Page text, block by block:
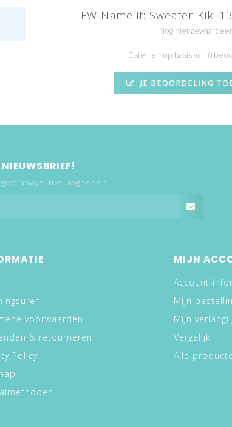
FW Name it: Sweater Kiki
Nog niet
0 sterren op basis van 0
JE BEOORDELING
aways, nieuwigheden,...
voorwaarden
& retourneren
Policy
MIJN
Account
Mijn
Mijn
Vergelijk
Alle